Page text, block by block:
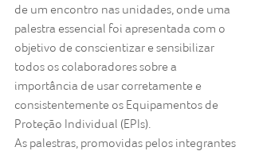
de um encontro nas unidades, onde uma
palestra essencial foi apresentada com o
objetivo de conscientizar e sensibilizar
todos os colaboradores sobre a
importância de usar corretamente e
consistentemente os Equipamentos de
Proteção Individual (EPIs).
As palestras, promovidas pelos integrantes